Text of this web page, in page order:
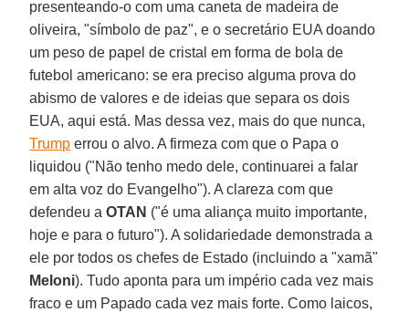
presenteando-o com uma caneta de madeira de
oliveira, "símbolo de paz", e o secretário EUA doando
um peso de papel de cristal em forma de bola de
futebol americano: se era preciso alguma prova do
abismo de valores e de ideias que separa os dois
EUA, aqui está. Mas dessa vez, mais do que nunca,
Trump errou o alvo. A firmeza com que o Papa o
liquidou ("Não tenho medo dele, continuarei a falar
em alta voz do Evangelho"). A clareza com que
defendeu aOTAN ("é uma aliança muito importante,
hoje e para o futuro"). A solidariedade demonstrada a
ele por todos os chefes de Estado (incluindo a "xamã"
Meloni). Tudo aponta para um império cada vez mais
fraco e um Papado cada vez mais forte. Como laicos,